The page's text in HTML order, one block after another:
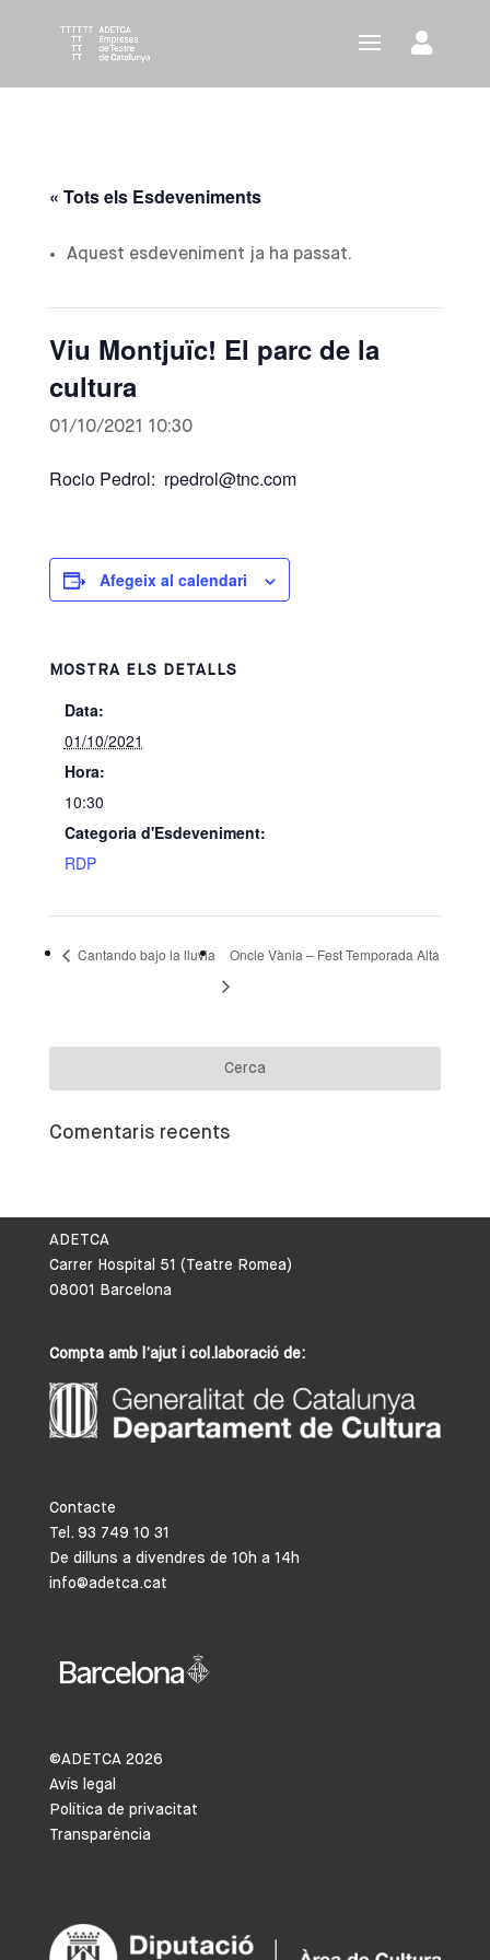
« Tots els Esdeveniments
Aquest esdeveniment ja ha passat.
Viu Montjuïc! El parc de la
cultura
01/10/2021 10:30
Rocio Pedrol: rpedrol@tnc.com
Afegeix al calendari
MOSTRA ELS DETALLS
Data:
01/10/2021
Hora:
10:30
Categoria d'Esdeveniment:
RDP
Cantando bajo la lluvia Oncle Vània – Fest Temporada Alta
Comentaris recents
ADETCA
Carrer Hospital 51 (Teatre Romea)
08001 Barcelona
Compta amb l’ajut i col.laboració de:
Contacte
Tel. 93 749 10 31
De dilluns a divendres de 10h a 14h
info@adetca.cat
©ADETCA 2026
Avís legal
Política de privacitat
Transparència